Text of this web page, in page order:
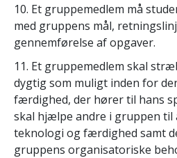
10. Et gruppemedlem må
med gruppens mål,
gennemførelse af opgaver.
11. Et gruppemedlem skal
dygtig som muligt inden for
færdighed, der hører til hans
skal hjælpe andre i gruppen til
teknologi og færdighed samt
gruppens organisatoriske